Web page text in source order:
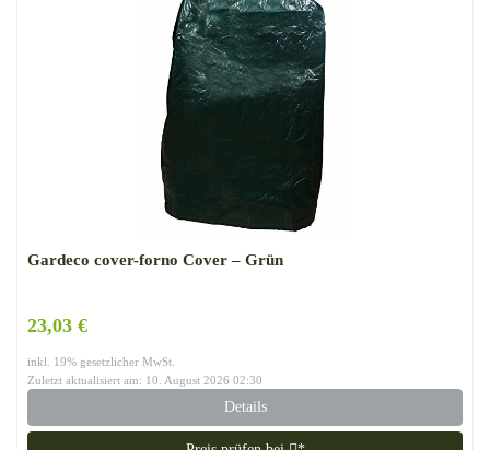
Gardeco cover-forno Cover – Grün
23,03 €
inkl. 19% gesetzlicher MwSt.
Zuletzt aktualisiert am: 10. August 2026 02:30
Details